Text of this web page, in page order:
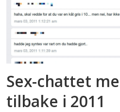
Sex-chattet
tilbake i 2011